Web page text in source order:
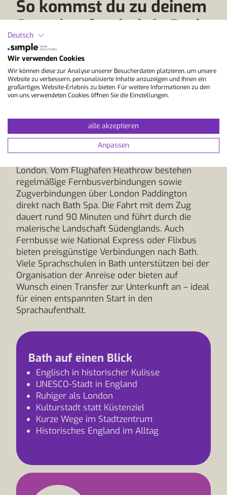
So kommst du zu deinem
Sprachaufenthalt in Bath
Ein Sprachaufenthalt in Bath bietet eine
besondere Kombination aus erstklassigem
Englisch Sprachkurs und historischer Kulisse.
Die charmante Stadt im Südwesten Englands ist
Bristol. Von dort gelangst du mit dem Bus oder
per Zug über Bristol Temple Meads in etwa 60
bis 90 Minuten nach Bath.
London. Vom Flughafen Heathrow bestehen
regelmäßige Fernbusverbindungen sowie
Zugverbindungen über London Paddington
direkt nach Bath Spa. Die Fahrt mit dem Zug
dauert rund 90 Minuten und führt durch die
malerische Landschaft Südenglands. Auch
Fernbusse wie National Express oder Flixbus
bieten preisgünstige Verbindungen nach Bath.
Viele Sprachschulen in Bath unterstützen bei der
Organisation der Anreise oder bieten auf
Wunsch einen Transfer zur Unterkunft an – ideal
für einen entspannten Start in den
Sprachaufenthalt.
Bath auf einen Blick
Englisch in historischer Kulisse
UNESCO-Stadt in England
Ruhiger als London
Kulturstadt statt Küstenziel
Kurze Wege im Stadtzentrum
Historisches England im Alltag
Deutsch
Wir verwenden Cookies
Wir können diese zur Analyse unserer Besucherdaten platzieren, um unsere
Website zu verbessern, personalisierte Inhalte anzuzeigen und Ihnen ein
großartiges Website-Erlebnis zu bieten. Für weitere Informationen zu den
von uns verwendeten Cookies öffnen Sie die Einstellungen.
alle akzeptieren
Anpassen